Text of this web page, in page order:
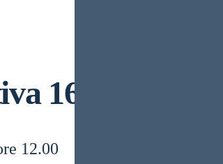
16.03.2026
12.00